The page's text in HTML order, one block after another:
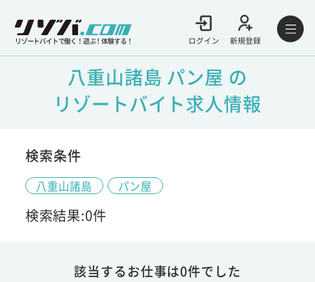
リゾートバイトで働く！遊ぶ！体験する！ ログイン 新規登録
八重山諸島 パン屋 の
リゾートバイト求人情報
検索条件
八重山諸島 パン屋
検索結果:0件
該当するお仕事は0件でした